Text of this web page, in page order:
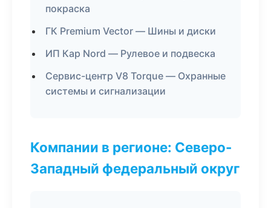
покраска
ГК Premium Vector — Шины и диски
ИП Кар Nord — Рулевое и подвеска
Сервис-центр V8 Torque — Охранные
системы и сигнализации
Компании в регионе: Северо-
Западный федеральный округ